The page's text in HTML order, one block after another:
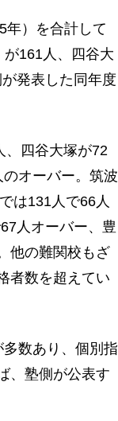
）を合計して
161人、四谷大
発表した同年度
、四谷大塚が72
オーバー。筑波
は131人で66人
人オーバー、豊
他の難関校もざ
者数を超えてい
数あり、個別指
、塾側が公表す